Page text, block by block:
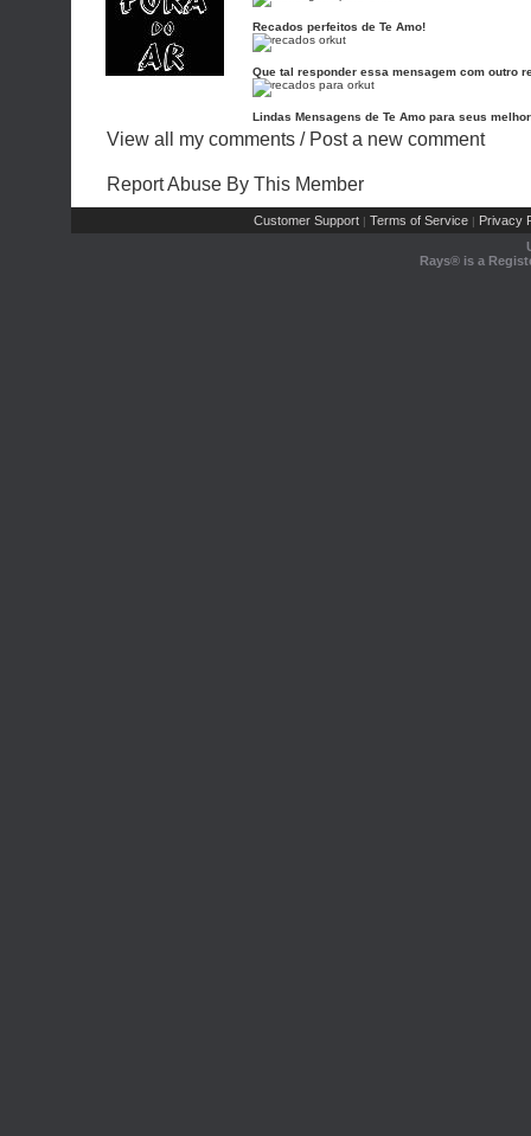
Recados perfeitos de Te Amo!
Que tal responder essa mensagem com outro
Lindas Mensagens de Te Amo para seus
View all my comments / Post a new comment
Report Abuse By This Member
Customer Support | Terms of Service | Privacy
Rays® is a